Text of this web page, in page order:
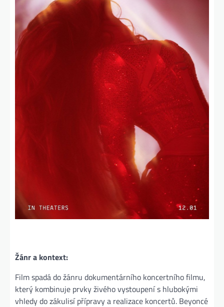
Žánr a kontext:
Film spadá do žánru dokumentárního koncertního filmu,
který kombinuje prvky živého vystoupení s hlubokými
vhledy do zákulisí přípravy a realizace koncertů. Beyoncé